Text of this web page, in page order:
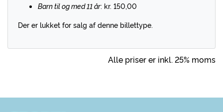
Barn til og med 11 år: kr. 150,00
Der er lukket for salg af denne billettype.
Alle priser er inkl. 25% moms